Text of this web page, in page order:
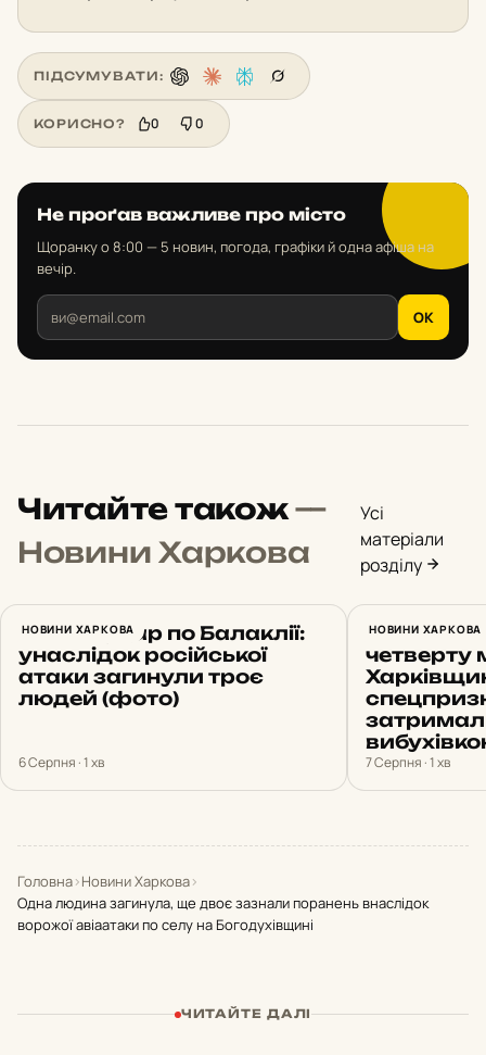
ПІДСУМУВАТИ:
КОРИСНО? 0 0
Не проґав важливе про місто
Щоранку о 8:00 — 5 новин, погода, графіки й одна афіша на
вечір.
OK
Читайте також—
Новини Харкова
Усі
матеріали
розділу
НОВИНИ ХАРКОВА
Нічний удар по Балаклії:
унаслідок російської
атаки загинули троє
людей (фото)
6 Серпня · 1 хв
НОВИНИ ХАРКОВА
Продав
четверту
7 Серпня · 1 хв
Головна›Новини Харкова›
Одна людина загинула, ще двоє зазнали поранень внаслідок
ворожої авіаатаки по селу на Богодухівщині
ЧИТАЙТЕ ДАЛІ